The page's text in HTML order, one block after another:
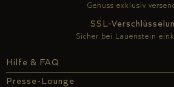
Hilfe & FAQ
Presse-Lounge
Genuss exklusiv
SSL-
Sicher bei Lauenstein